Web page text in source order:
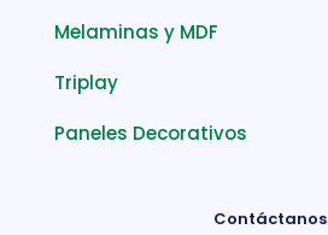
Melaminas y MDF
Triplay
Paneles Decorativos
Contáctanos